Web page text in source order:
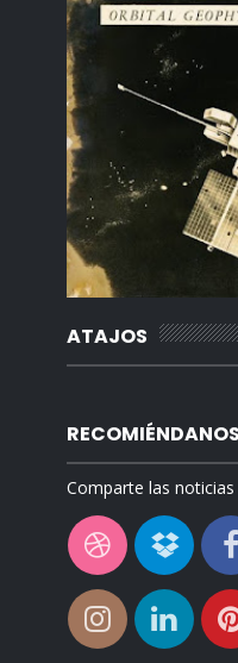
ATAJOS
RECOMIÉNDANOS
Comparte las